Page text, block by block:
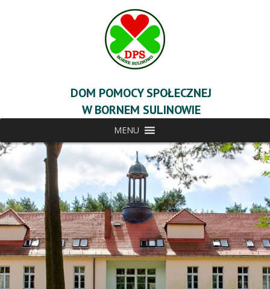
DOM POMOCY SPOŁECZNEJ
W BORNEM SULINOWIE
MENU